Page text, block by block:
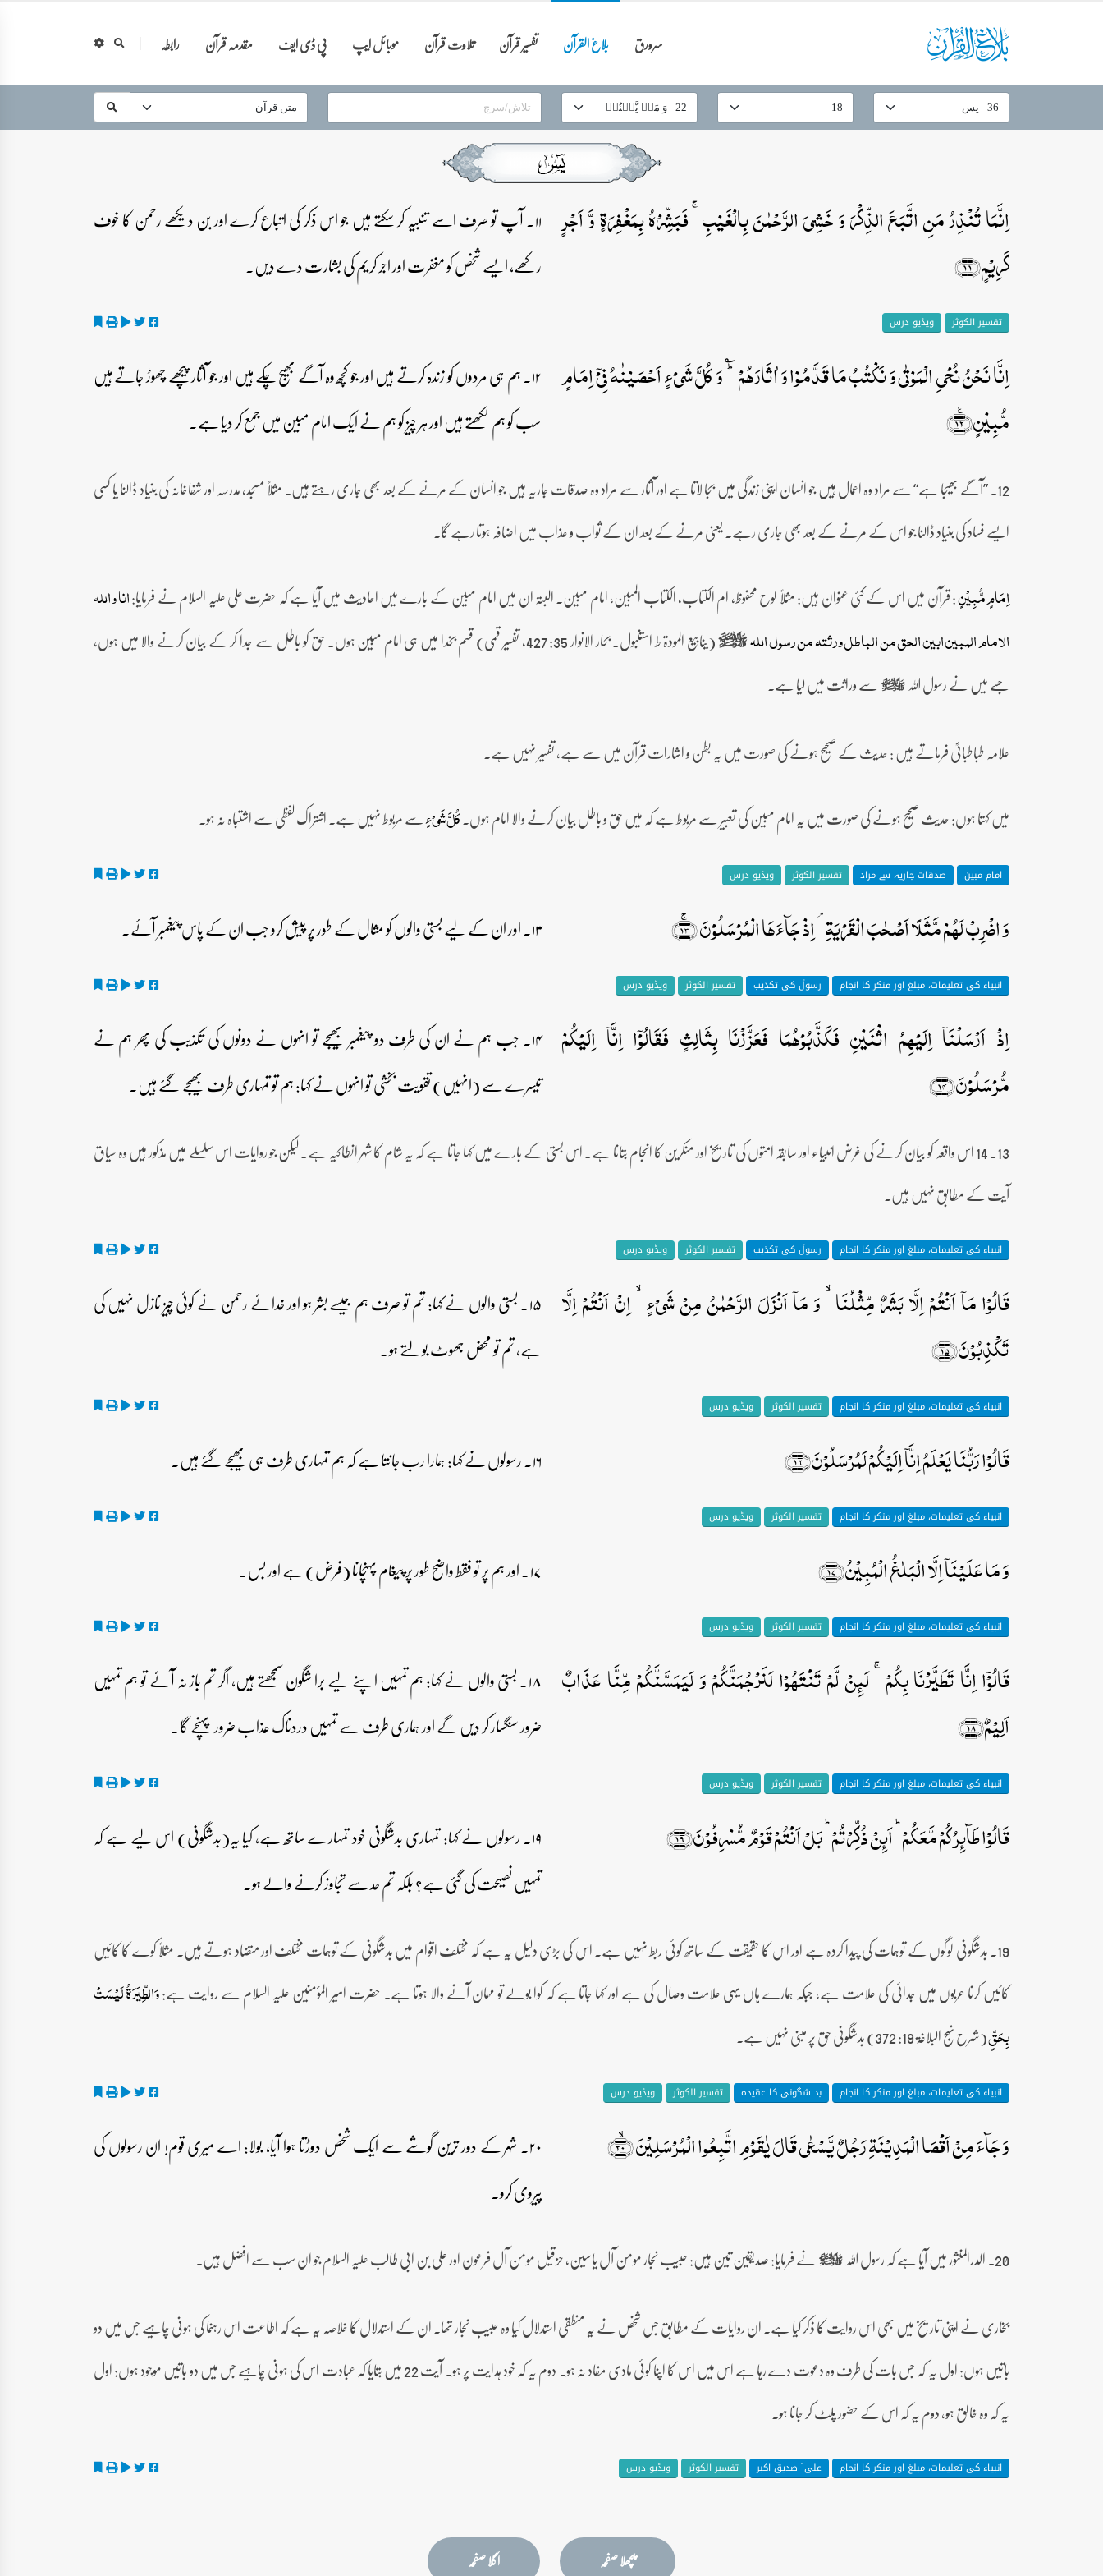
سرورق بلاغ القرآن تفسیر قرآن تلاوت قرآن موبائل ایپ پی ڈی ایف مقدمہ قرآن رابطہ
اِنَّمَا تُنۡذِرُ مَنِ اتَّبَعَ الذِّکۡرَ وَ خَشِیَ الرَّحۡمٰنَ بِالۡغَیۡبِ ۚ فَبَشِّرۡہُ بِمَغۡفِرَۃٍ وَّ اَجۡرٍ
کَرِیۡمٍ﴿۱۱﴾
۱۱۔ آپ تو صرف اسے تنبیہ کر سکتے ہیں جو اس ذکر کی اتباع کرے اور بن دیکھے رحمن کا خوف
رکھے، ایسے شخص کو مغفرت اور اجر کریم کی بشارت دے دیں۔
تفسیر الکوثر ویڈیو درس
اِنَّا نَحۡنُ نُحۡیِ الۡمَوۡتٰی وَ نَکۡتُبُ مَا قَدَّمُوۡا وَ اٰثَارَہُمۡ ؕؑ وَ کُلَّ شَیۡءٍ اَحۡصَیۡنٰہُ فِیۡۤ اِمَامٍ
مُّبِیۡنٍ﴿٪۱۲﴾
۱۲۔ ہم ہی مردوں کو زندہ کرتے ہیں اور جو کچھ وہ آگے بھیج چکے ہیں اور جو آثار پیچھے چھوڑ جاتے ہیں
سب کو ہم لکھتے ہیں اور ہر چیز کو ہم نے ایک امام مبین میں جمع کر دیا ہے۔
12۔ ”آگے بھیجا ہے“ سے مراد وہ اعمال ہیں جو انسان اپنی زندگی میں بجا لاتا ہے اور آثار سے مراد وہ صدقات جاریہ ہیں جو انسان کے مرنے کے بعد بھی جاری رہتے ہیں۔ مثلاً مسجد، مدرسہ اور شفاخانہ کی بنیاد ڈالنا یا کسی
ایسے فساد کی بنیاد ڈالنا جو اس کے مرنے کے بعد بھی جاری رہے۔ یعنی مرنے کے بعد ان کے ثواب و عذاب میں اضافہ ہوتا رہے گا۔
اِمَامٍ مُّبِیۡنٍ: قرآن میں اس کے کئی عنوان ہیں: مثلاً لوح محفوظ، ام الکتاب، الکتاب المبین، امام مبین۔ البتہ ان میں امام مبین کے بارے میں احادیث میں آیا ہے کہ حضرت علی علیہ السلام نے فرمایا:انا و اللہ
الامام المبین ابین الحق من الباطل ورثتہ من رسول اللہصلى‌الله‌عليه‌وآله‌وسلم
(ینابیع المودۃ ط استنبول۔ بحار الانوار 35: 427، تفسیر قمی) قسم بخدا میں ہی امام مبین ہوں۔ حق کو باطل سے جدا کر کے بیان کرنے والا میں ہوں،
جسے میں نے رسول اللہصلى‌الله‌عليه‌وآله‌وسلم سے وراثت میں لیا ہے۔
علامہ طباطبائیؒ فرماتے ہیں : حدیث کے صحیح ہونے کی صورت میں یہ بطن و اشارات قرآن میں سے ہے، تفسیر نہیں ہے۔
میں کہتا ہوں: حدیث صحیح ہونے کی صورت میں یہ امام مبین کی تعبیر سے مربوط ہے کہ میں حق و باطل بیان کرنے والا امام ہوں۔کُلَّ شَیۡءٍسے مربوط نہیں ہے۔ اشتراک لفظی سے اشتباہ نہ ہو۔
امام مبین صدقات جاریہ سے مراد تفسیر الکوثر ویڈیو درس
وَ اضۡرِبۡ لَہُمۡ مَّثَلًا اَصۡحٰبَ الۡقَرۡیَۃِ ۘ اِذۡ جَآءَہَا الۡمُرۡسَلُوۡنَ ﴿ۚ۱۳﴾ ۱۳۔ اور ان کے لیے بستی والوں کو مثال کے طور پر پیش کرو جب ان کے پاس پیغمبر آئے۔
انبیاء کی تعلیمات، مبلغ اور منکر کا انجام رسولؐ کی تکذیب تفسیر الکوثر ویڈیو درس
اِذۡ اَرۡسَلۡنَاۤ اِلَیۡہِمُ اثۡنَیۡنِ فَکَذَّبُوۡہُمَا فَعَزَّزۡنَا بِثَالِثٍ فَقَالُوۡۤا اِنَّاۤ اِلَیۡکُمۡ
مُّرۡسَلُوۡنَ﴿۱۴﴾
۱۴۔ جب ہم نے ان کی طرف دو پیغمبر بھیجے تو انہوں نے دونوں کی تکذیب کی پھر ہم نے
تیسرے سے (انہیں) تقویت بخشی تو انہوں نے کہا: ہم تو تمہاری طرف بھیجے گئے ہیں۔
13۔ 14 اس واقعہ کو بیان کرنے کی غرض انبیاء اور سابقہ امتوں کی تاریخ اور منکرین کا انجام بتانا ہے۔ اس بستی کے بارے میں کہا جاتا ہے کہ یہ شام کا شہر انطاکیہ ہے۔ لیکن جو روایات اس سلسلے میں مذکور ہیں وہ سیاق
آیت کے مطابق نہیں ہیں۔
انبیاء کی تعلیمات، مبلغ اور منکر کا انجام رسولؐ کی تکذیب تفسیر الکوثر ویڈیو درس
قَالُوۡا مَاۤ اَنۡتُمۡ اِلَّا بَشَرٌ مِّثۡلُنَا ۙ وَ مَاۤ اَنۡزَلَ الرَّحۡمٰنُ مِنۡ شَیۡءٍ ۙ اِنۡ اَنۡتُمۡ اِلَّا
تَکۡذِبُوۡنَ﴿۱۵﴾
۱۵۔ بستی والوں نے کہا: تم تو صرف ہم جیسے بشر ہو اور خدائے رحمن نے کوئی چیز نازل نہیں کی
ہے، تم تو محض جھوٹ بولتے ہو۔
انبیاء کی تعلیمات، مبلغ اور منکر کا انجام تفسیر الکوثر ویڈیو درس
قَالُوۡا رَبُّنَا یَعۡلَمُ اِنَّاۤ اِلَیۡکُمۡ لَمُرۡسَلُوۡنَ﴿۱۶﴾ ۱۶۔ رسولوں نے کہا: ہمارا رب جانتا ہے کہ ہم تمہاری طرف ہی بھیجے گئے ہیں۔
انبیاء کی تعلیمات، مبلغ اور منکر کا انجام تفسیر الکوثر ویڈیو درس
وَ مَا عَلَیۡنَاۤ اِلَّا الۡبَلٰغُ الۡمُبِیۡنُ﴿۱۷﴾ ۱۷۔ اور ہم پر تو فقط واضح طور پر پیغام پہنچانا (فرض) ہے اور بس۔
انبیاء کی تعلیمات، مبلغ اور منکر کا انجام تفسیر الکوثر ویڈیو درس
قَالُوۡۤا اِنَّا تَطَیَّرۡنَا بِکُمۡ ۚ لَئِنۡ لَّمۡ تَنۡتَہُوۡا لَنَرۡجُمَنَّکُمۡ وَ لَیَمَسَّنَّکُمۡ مِّنَّا عَذَابٌ
اَلِیۡمٌ﴿۱۸﴾
۱۸۔ بستی والوں نے کہا: ہم تمہیں اپنے لیے برا شگون سمجھتے ہیں، اگر تم باز نہ آئے تو ہم تمہیں
ضرور سنگسار کر دیں گے اور ہماری طرف سے تمہیں دردناک عذاب ضرور پہنچے گا۔
انبیاء کی تعلیمات، مبلغ اور منکر کا انجام تفسیر الکوثر ویڈیو درس
قَالُوۡا طَآئِرُکُمۡ مَّعَکُمۡ ؕ اَئِنۡ ذُکِّرۡتُمۡ ؕ بَلۡ اَنۡتُمۡ قَوۡمٌ مُّسۡرِفُوۡنَ﴿۱۹﴾
۱۹۔ رسولوں نے کہا: تمہاری بدشگونی خود تمہارے ساتھ ہے، کیا یہ(بدشگونی) اس لیے ہے کہ
تمہیں نصیحت کی گئی ہے؟ بلکہ تم حد سے تجاوز کرنے والے ہو۔
19۔ بدشگونی لوگوں کے توہمات کی پیدا کردہ ہے اور اس کا حقیقت کے ساتھ کوئی ربط نہیں ہے۔ اس کی بڑی دلیل یہ ہے کہ مختلف اقوام میں بدشگونی کے توہمات مختلف اور متضاد ہوتے ہیں۔ مثلاً کوے کا کائیں
کائیں کرنا عربوں میں جدائی کی علامت ہے، جبکہ ہمارے ہاں یہی علامت وصال کی ہے اور کہا جاتا ہے کہ کوا بولے تو مہمان آنے والا ہوتا ہے۔ حضرت امیر المؤمنین علیہ السلام سے روایت ہے:وَالطِّیَرَۃُ لَیْسَتْ
بِحَقٍّ(شرح نہج البلاغۃ 19: 372) بدشگونی حق پر مبنی نہیں ہے۔
انبیاء کی تعلیمات، مبلغ اور منکر کا انجام بد شگونی کا عقیدہ تفسیر الکوثر ویڈیو درس
وَ جَآءَ مِنۡ اَقۡصَا الۡمَدِیۡنَۃِ رَجُلٌ یَّسۡعٰی قَالَ یٰقَوۡمِ اتَّبِعُوا الۡمُرۡسَلِیۡنَ ﴿ۙ۲۰﴾
۲۰۔ شہر کے دور ترین گوشے سے ایک شخص دوڑتا ہوا آیا، بولا: اے میری قوم! ان رسولوں کی
پیروی کرو۔
20۔ الدرالمنثور میں آیا ہے کہ رسول اللہ صلى‌الله‌عليه‌وآله‌وسلم نے فرمایا: صدیقین تین ہیں: حبیب نجار مومن آل یاسین، حزقیل مومن آل فرعون اور علی بن ابی طالب علیہ السلام جو ان سب سے افضل ہیں۔
بخاری نے اپنی تاریخ میں بھی اس روایت کا ذکر کیا ہے۔ ان روایات کے مطابق جس شخص نے یہ منطقی استدلال کیا وہ حبیب نجار تھا۔ ان کے استدلال کا خلاصہ یہ ہے کہ اطاعت اس رہنما کی ہونی چاہیے جس میں دو
باتیں ہوں: اول یہ کہ جس بات کی طرف وہ دعوت دے رہا ہے اس میں اس کا اپنا کوئی مادی مفاد نہ ہو۔ دوم یہ کہ خود ہدایت پر ہو۔ آیت 22 میں بتایا کہ عبادت اس کی ہونی چاہیے جس میں دو باتیں موجود ہوں: اول
یہ کہ وہ خالق ہو، دوم یہ کہ اس کے حضور پلٹ کر جانا ہو۔
انبیاء کی تعلیمات، مبلغ اور منکر کا انجام علی ؑ صدیق اکبر تفسیر الکوثر ویڈیو درس
پچھلا صفحہ اگلا صفحہ